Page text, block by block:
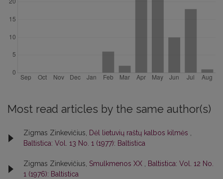
Most read articles by the same author(s)
Zigmas Zinkevičius, Dėl lietuvių raštų kalbos kilmės
Baltistica: Vol. 13 No. 1 (1977): Baltistica
Zigmas Zinkevičius, Smulkmenos XX
Baltistica: Vol. 12 No.
1 (1976): Baltistica